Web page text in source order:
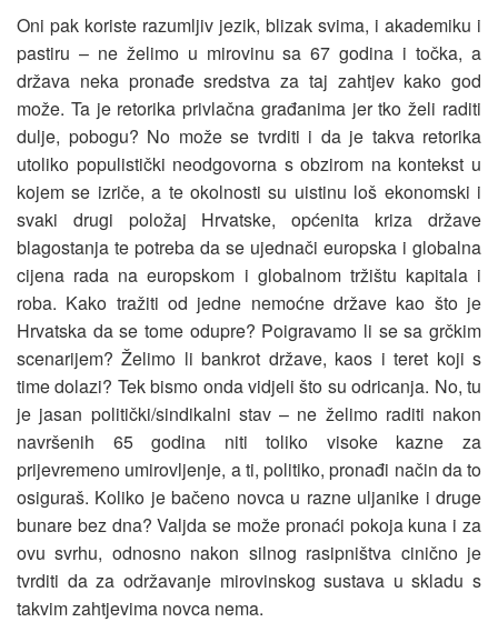
Oni pak koriste razumljiv jezik, blizak svima, i akademiku i
pastiru – ne želimo u mirovinu sa 67 godina i točka, a
država neka pronađe sredstva za taj zahtjev kako god
može. Ta je retorika privlačna građanima jer tko želi raditi
dulje, pobogu? No može se tvrditi i da je takva retorika
utoliko populistički neodgovorna s obzirom na kontekst u
kojem se izriče, a te okolnosti su uistinu loš ekonomski i
svaki drugi položaj Hrvatske, općenita kriza države
blagostanja te potreba da se ujednači europska i globalna
cijena rada na europskom i globalnom tržištu kapitala i
roba. Kako tražiti od jedne nemoćne države kao što je
Hrvatska da se tome odupre? Poigravamo li se sa grčkim
scenarijem? Želimo li bankrot države, kaos i teret koji s
time dolazi? Tek bismo onda vidjeli što su odricanja. No, tu
je jasan politički/sindikalni stav – ne želimo raditi nakon
navršenih 65 godina niti toliko visoke kazne za
prijevremeno umirovljenje, a ti, politiko, pronađi način da to
osiguraš. Koliko je bačeno novca u razne uljanike i druge
bunare bez dna? Valjda se može pronaći pokoja kuna i za
ovu svrhu, odnosno nakon silnog rasipništva cinično je
tvrditi da za održavanje mirovinskog sustava u skladu s
takvim zahtjevima novca nema.